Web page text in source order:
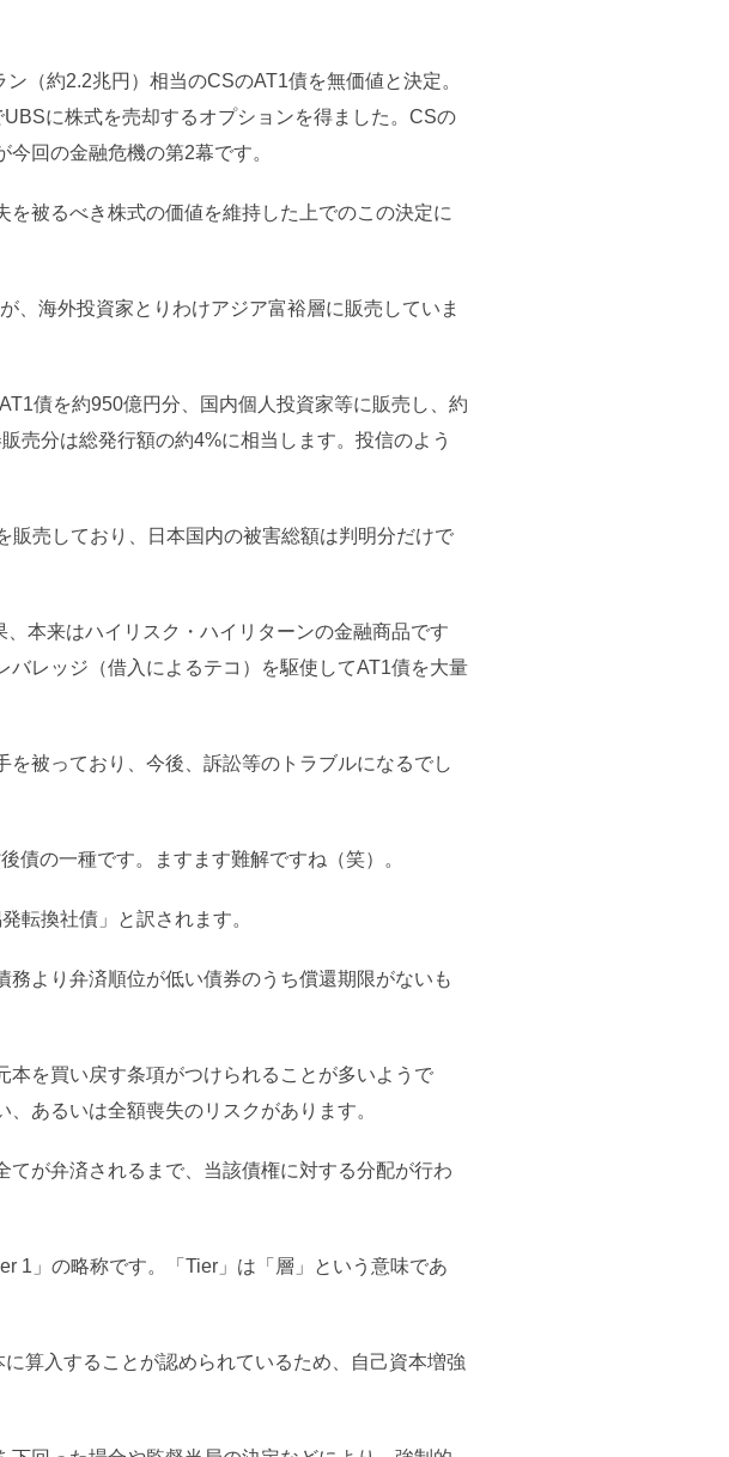
（約2.2兆円）相当のCSのAT1債を無価値と決定。
に株式を売却するオプションを得ました。CSの
回の金融危機の第2幕です。
被るべき株式の価値を維持した上でのこの決定に
、海外投資家とりわけアジア富裕層に販売していま
債を約950億円分、国内個人投資家等に販売し、約
売分は総発行額の約4%に相当します。投信のよう
売しており、日本国内の被害総額は判明分だけで
本来はハイリスク・ハイリターンの金融商品です
レッジ（借入によるテコ）を駆使してAT1債を大量
被っており、今後、訴訟等のトラブルになるでし
債の一種です。ますます難解ですね（笑）。
転換社債」と訳されます。
より弁済順位が低い債券のうち償還期限がないも
を買い戻す条項がつけられることが多いようで
あるいは全額喪失のリスクがあります。
が弁済されるまで、当該債権に対する分配が行わ
1」の略称です。「Tier」は「層」という意味であ
算入することが認められているため、自己資本増強